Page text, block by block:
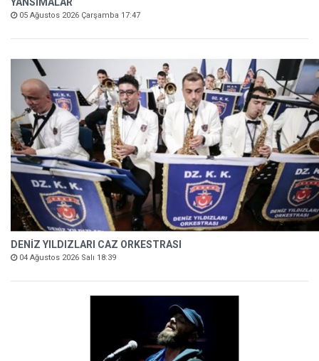
05 Ağustos 2026 Çarşamba 17:47
DENİZ YILDIZLARI CAZ ORKESTRASI
04 Ağustos 2026 Salı 18:39